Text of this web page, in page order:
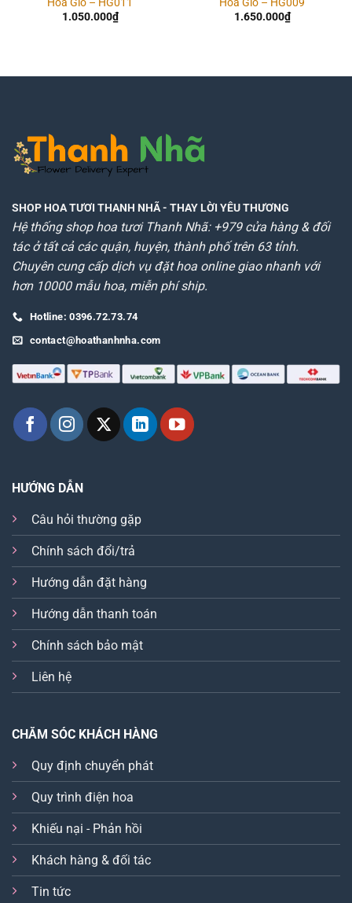
1.050.000₫
1.650.000₫
SHOP HOA TƯƠI THANH NHÃ- THAY LỜI YÊU THƯƠNG
Hệ thống shop hoa tươi Thanh Nhã: +979 cửa hàng & đối
tác ở tất cả các quận, huyện, thành phố trên 63 tỉnh.
Chuyên cung cấp dịch vụ đặt hoa online giao nhanh với
hơn 10000 mẫu hoa, miễn phí ship.
Hotline: 0396.72.73.74
contact@hoathanhnha.com
HƯỚNG DẪN
Câu hỏi thường gặp
Chính sách đổi/trả
Hướng dẫn đặt hàng
Hướng dẫn thanh toán
Chính sách bảo mật
Liên hệ
CHĂM SÓC KHÁCH HÀNG
Quy định chuyển phát
Quy trình điện hoa
Khiếu nại - Phản hồi
Khách hàng & đối tác
Tin tức